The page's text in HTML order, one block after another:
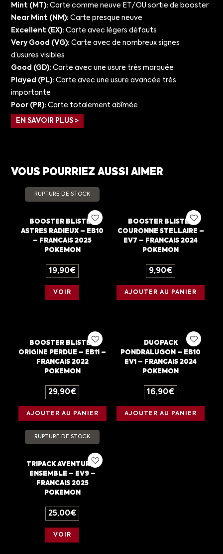
Mint (MT): Carte comme neuve ET/OU sortie de booster
Near Mint (NM): Carte presque neuve
Excellent (EX): Carte avec légers défauts
Very Good (VG): Carte avec de nombreux signes
d’usures visibles
Good (GD): Carte avec une usure très marquée
Played (PL): Carte avec une usure avancée très
importante
Poor (PR): Carte totalement abîmée
EN SAVOIR PLUS >
VOUS POURRIEZ AUSSI AIMER
RUPTURE DE STOCK
BOOSTER BLISTER
ASTRES RADIEUX – EB10
– FRANCAIS 2025
POKEMON
19,90€
VOIR
BOOSTER BLISTER
COURONNE STELLAIRE –
EV7 – FRANCAIS 2024
POKEMON
9,90€
AJOUTER AU PANIER
BOOSTER BLISTER
ORIGINE PERDUE – EB11 –
FRANCAIS 2022
POKEMON
29,90€
AJOUTER AU PANIER
DUOPACK
PONDRALUGON – EB10
EV1 – FRANCAIS 2024
POKEMON
16,90€
AJOUTER AU PANIER
RUPTURE DE STOCK
TRIPACK AVENTURES
ENSEMBLE – EV9 –
FRANCAIS 2025
POKEMON
25,00€
VOIR